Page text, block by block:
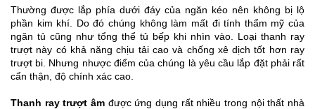
Thường được lắp phía dưới đáy của ngăn kéo nên không bị lộ
phần kim khí. Do đó chúng không làm mất đi tính thẩm mỹ của
ngăn tủ cũng như tổng thể tủ bếp khi nhìn vào. Loại thanh ray
trượt này có khả năng chịu tải cao và chống xê dịch tốt hơn ray
trượt bi. Nhưng nhược điểm của chúng là yêu cầu lắp đặt phải rất
cẩn thận, độ chính xác cao.
Thanh ray trượt âm được ứng dụng rất nhiều trong nội thất nhà